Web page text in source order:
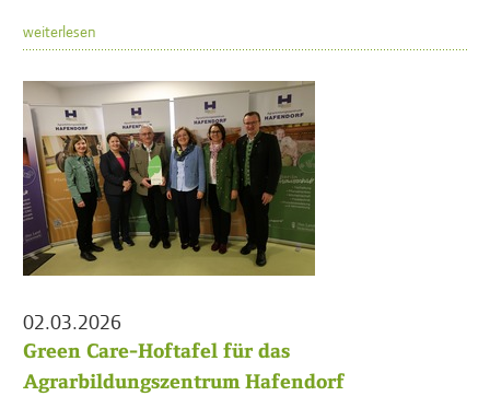
weiterlesen
02.03.2026
Green Care-Hoftafel für das
Agrarbildungszentrum Hafendorf